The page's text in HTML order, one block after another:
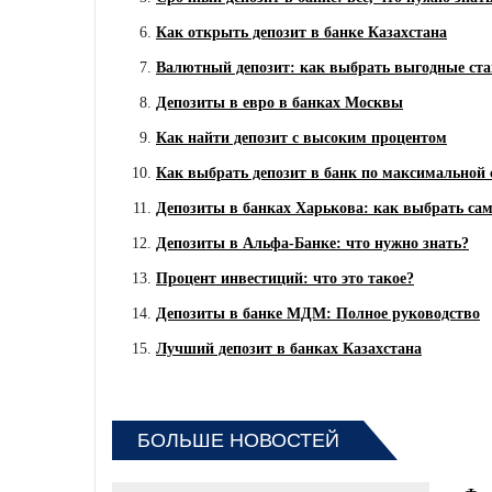
Как открыть депозит в банке Казахстана
Валютный депозит: как выбрать выгодные
Депозиты в евро в банках Москвы
Как найти депозит с высоким процентом
Как выбрать депозит в банк по максимальной
Депозиты в банках Харькова: как выбрать
Депозиты в Альфа-Банке: что нужно знать?
Процент инвестиций: что это такое?
Депозиты в банке МДМ: Полное руководство
Лучший депозит в банках Казахстана
БОЛЬШЕ НОВОСТЕЙ